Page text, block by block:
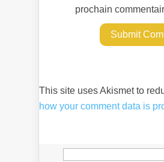
prochain
This site uses Akismet to
how your comment data is
Rechercher :